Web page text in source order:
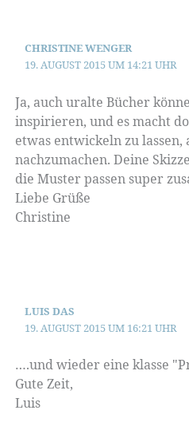
CHRISTINE WENGER
19. AUGUST 2015 UM 14:21 UHR
Ja, auch uralte Bücher
inspirieren, und es macht
etwas entwickeln zu lassen,
nachzumachen. Deine
die Muster passen super
Liebe Grüße
Christine
LUIS DAS
19. AUGUST 2015 UM 16:21 UHR
….und wieder eine klasse
Gute Zeit,
Luis